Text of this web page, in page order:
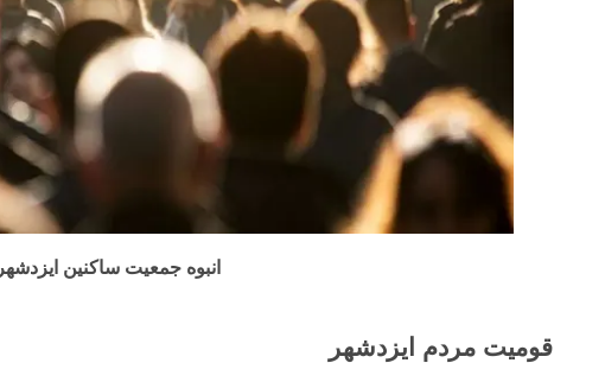
انبوه جمعیت ساکنین ایزدشهر
قومیت مردم ایزدشهر